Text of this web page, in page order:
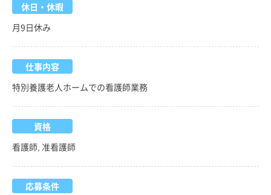
休日・休暇
月9日休み
仕事内容
特別養護老人ホームでの看護師業務
資格
看護師, 准看護師
応募条件